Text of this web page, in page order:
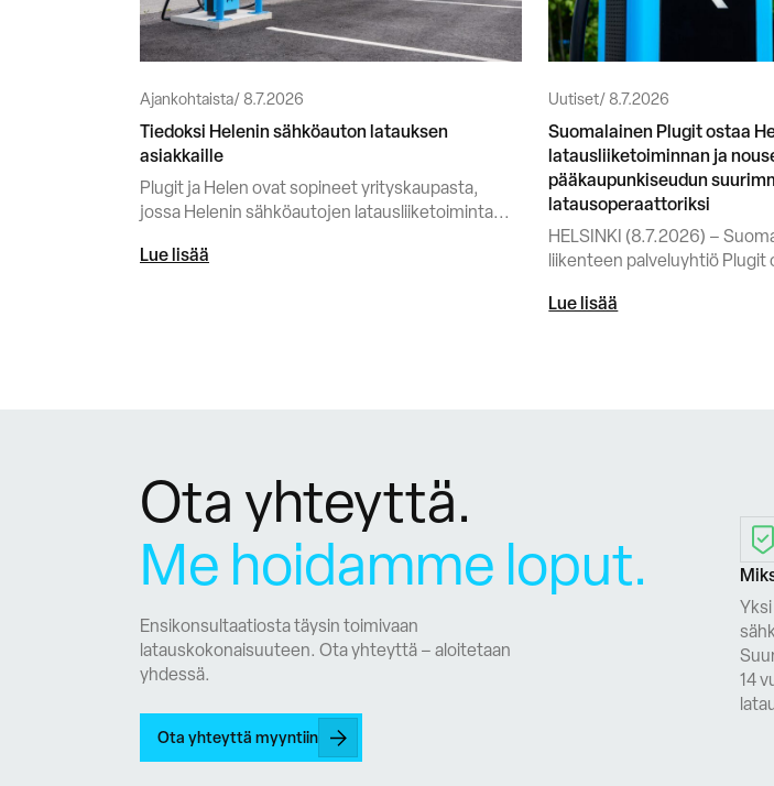
Ajankohtaista 8.7.2026
Tiedoksi Helenin sähköauton latauksen
asiakkaille
Plugit ja Helen ovat sopineet yrityskaupasta,
jossa Helenin sähköautojen latausliiketoiminta...
Lue lisää
Uutiset 8.7.2026
Suomalainen Plugit ostaa
latausliiketoiminnan ja
pääkaupunkiseudun
latausoperaattoriksi
HELSINKI (8.7.2026) –
liikenteen palveluyhtiö Plugit
Lue lisää
Ota yhteyttä.
Me hoidamme loput.
Ensikonsultaatiosta täysin toimivaan
latauskokonaisuuteen. Ota yhteyttä – aloitetaan
yhdessä.
Ota yhteyttä myyntiin
14